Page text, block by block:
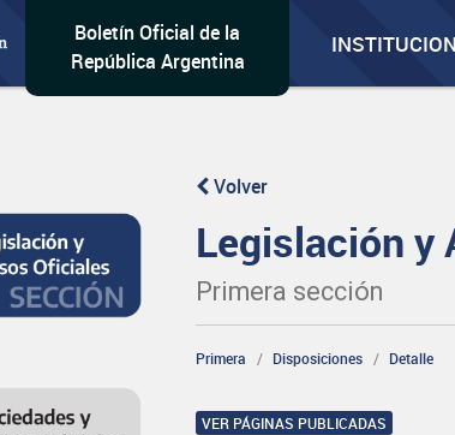
Boletín Oficial de la
República Argentina
Volver
Legislación y
Primera sección
Primera Disposiciones Detalle
VER PÁGINAS PUBLICADAS